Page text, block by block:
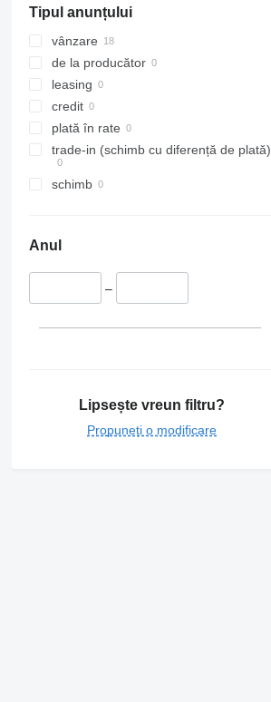
Tipul anunțului
vânzare
de la producător
leasing
credit
plată în rate
trade-in (schimb cu diferență de plată)
schimb
Anul
–
Lipsește vreun filtru?
Propuneți o modificare